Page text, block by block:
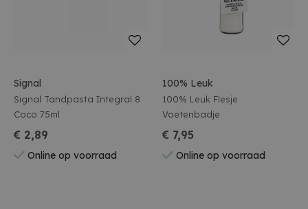
Signal
Signal Tandpasta Integral 8
Coco 75ml
€ 2,89
Online op voorraad
100% Leuk
100% Leuk Flesje
Voetenbadje
€ 7,95
Online op voorraad